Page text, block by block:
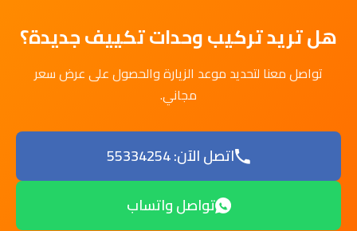
هل تريد تركيب وحدات تكييف جديدة؟
تواصل معنا لتحديد موعد الزيارة والحصول على عرض سعر
مجاني.
اتصل الآن: 55334254
تواصل واتساب